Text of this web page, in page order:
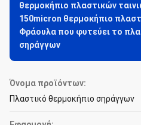
θερμοκήπιο πλαστικών
150micron θερμοκήπιο
Φράουλα που φυτεύει το
σηράγγων
Όνομα προϊόντων:
Πλαστικό θερμοκήπιο σηράγγων